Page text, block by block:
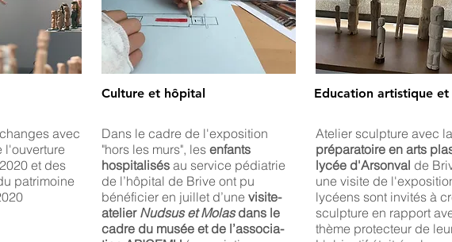
Culture et hôpital Education artistique
avec
l'ouverture
et des
patrimoine
Dans le cadre de l'exposition
"hors les murs", les enfants
hospitalisés au service pédiatrie
de l’hôpital de Brive ont pu
bénéficier en juillet d’une visite-
atelier Nudsus et Molasdans le
cadre du musée et de l’associa-
Atelier sculpture avec la
préparatoire en arts
lycée d'Arsonval de
une visite de
lycéens sont invités à
sculpture en rapport
thème protecteur de